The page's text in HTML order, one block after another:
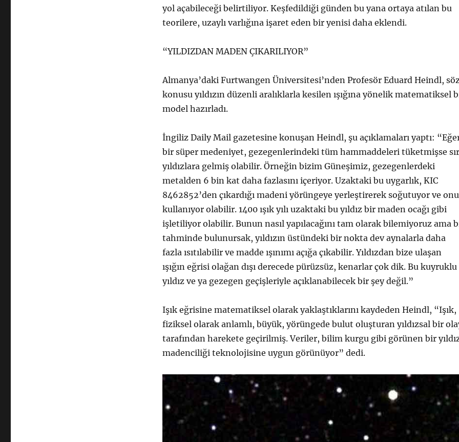
yol açabileceği belirtiliyor. Keşfedildiği günden bu yana ortaya atılan bu
teorilere, uzaylı varlığına işaret eden bir yenisi daha eklendi.
“YILDIZDAN MADEN ÇIKARILIYOR”
Almanya’daki Furtwangen Üniversitesi’nden Profesör Eduard Heindl,
konusu yıldızın düzenli aralıklarla kesilen ışığına yönelik matematiksel
model hazırladı.
İngiliz Daily Mail gazetesine konuşan Heindl, şu açıklamaları yaptı:
bir süper medeniyet, gezegenlerindeki tüm hammaddeleri tüketmişse
yıldızlara gelmiş olabilir. Örneğin bizim Güneşimiz, gezegenlerdeki
metalden 6 bin kat daha fazlasını içeriyor. Uzaktaki bu uygarlık, KIC
8462852’den çıkardığı madeni yörüngeye yerleştirerek soğutuyor ve onu
kullanıyor olabilir. 1400 ışık yılı uzaktaki bu yıldız bir maden ocağı gibi
işletiliyor olabilir. Bunun nasıl yapılacağını tam olarak bilemiyoruz ama
tahminde bulunursak, yıldızın üstündeki bir nokta dev aynalarla daha
fazla ısıtılabilir ve madde ışınımı açığa çıkabilir. Yıldızdan bize ulaşan
ışığın eğrisi olağan dışı derecede pürüzsüz, kenarlar çok dik. Bu kuyruklu
yıldız ve ya gezegen geçişleriyle açıklanabilecek bir şey değil.”
Işık eğrisine matematiksel olarak yaklaştıklarını kaydeden Heindl, “Işık,
fiziksel olarak anlamlı, büyük, yörüngede bulut oluşturan yıldızsal bir
tarafından harekete geçirilmiş. Veriler, bilim kurgu gibi görünen bir
madenciliği teknolojisine uygun görünüyor” dedi.